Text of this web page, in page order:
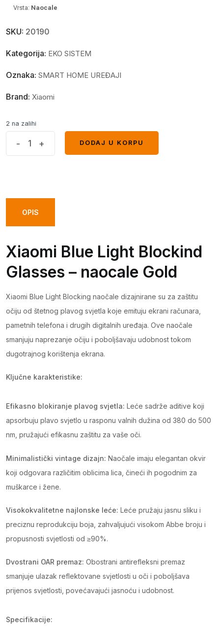
Vrsta: Naocale
SKU: 20190
Kategorija: EKO SISTEM
Oznaka: SMART HOME UREĐAJI
Brand: Xiaomi
2 na zalihi
quantity
- +
DODAJ U KORPU
OPIS
Xiaomi Blue Light Blockind
Glasses – naocale Gold
Xiaomi Blue Light Blocking naočale dizajnirane su za zaštitu
očiju od štetnog plavog svjetla koje emituju ekrani računara,
pametnih telefona i drugih digitalnih uređaja. Ove naočale
smanjuju naprezanje očiju i poboljšavaju udobnost tokom
dugotrajnog korištenja ekrana.
Ključne karakteristike:
Efikasno blokiranje plavog svjetla: Leće sadrže aditive koji
apsorbuju plavo svjetlo u rasponu valnih dužina od 380 do 500
nm, pružajući efikasnu zaštitu za vaše oči.
Minimalistički vintage dizajn: Naočale imaju elegantan okvir
koji odgovara različitim oblicima lica, čineći ih pogodnim za
muškarce i žene.
Visokokvalitetne najlonske leće: Leće pružaju jasnu sliku i
preciznu reprodukciju boja, zahvaljujući visokom Abbe broju i
propusnosti svjetlosti od ≥90%.
Dvostrani OAR premaz: Obostrani antirefleksni premaz
smanjuje ulazak reflektovane svjetlosti u oči i poboljšava
prijenos svjetlosti, povećavajući jasnoću i udobnost.
Specifikacije: